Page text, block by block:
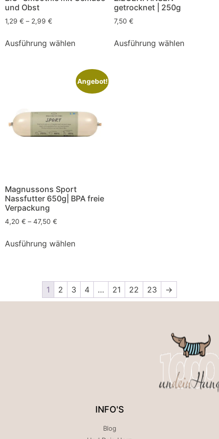
und Obst
1,29 € – 2,99 €
Ausführung wählen
getrocknet | 250g
7,50 €
Ausführung wählen
Angebot!
Magnussons Sport
Nassfutter 650g| BPA freie
Verpackung
4,20 € – 47,50 €
Ausführung wählen
1 2 3 4 … 21 22 23 →
INFO'S
Blog